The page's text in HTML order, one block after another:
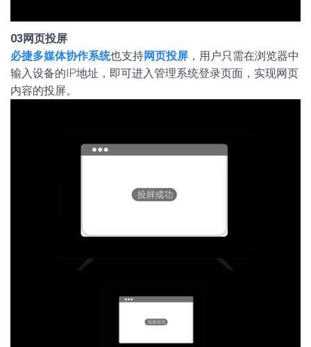
03网页投屏
必捷多媒体协作系统也支持网页投屏 ，用户只需在浏览器中
输入设备的IP地址，即可进入管理系统登录页面，实现网页
内容的投屏。